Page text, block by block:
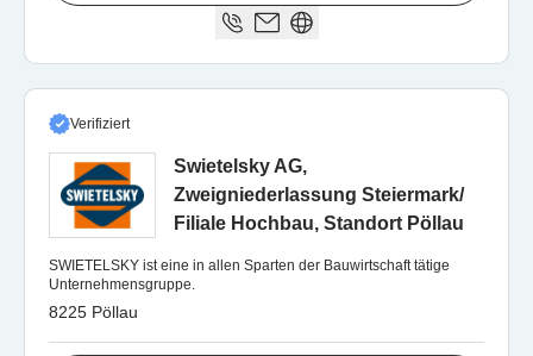
Verifiziert
Swietelsky AG,
Zweigniederlassung Steiermark/
Filiale Hochbau, Standort Pöllau
SWIETELSKY ist eine in allen Sparten der Bauwirtschaft tätige
Unternehmensgruppe.
8225 Pöllau